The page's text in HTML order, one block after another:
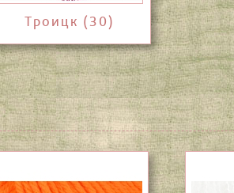
Троицк (30)